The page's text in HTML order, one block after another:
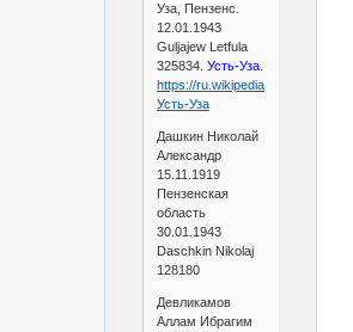
Уза, Пензенс.
12.01.1943
Guljajew Letfula
325834. Усть-Уза.
https://ru.wikipedia.org/wiki/
Усть-Уза
Дашкин Николай
Александр
15.11.1919
Пензенская
область
30.01.1943
Daschkin Nikolaj
128180
Девликамов
Аллам Ибрагим